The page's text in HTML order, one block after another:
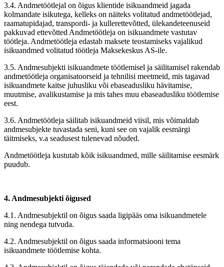
3.4. Andmetöötlejal on õigus klientide isikuandmeid jagada
kolmandate isikutega, kelleks on näiteks volitatud andmetöötlejad,
raamatupidajad, transpordi- ja kullerettevõtted, ülekandeteenuseid
pakkuvad ettevõtted Andmetöötleja on isikuandmete vastutav
töötleja. Andmetöötleja edastab maksete teostamiseks vajalikud
isikuandmed volitatud töötleja Maksekeskus AS-ile.
3.5. Andmesubjekti isikuandmete töötlemisel ja säilitamisel rakendab
andmetöötleja organisatoorseid ja tehnilisi meetmeid, mis tagavad
isikuandmete kaitse juhusliku või ebaseadusliku hävitamise,
muutmise, avalikustamise ja mis tahes muu ebaseadusliku töötlemise
eest.
3.6. Andmetöötleja säilitab isikuandmeid viisil, mis võimaldab
andmesubjekte tuvastada seni, kuni see on vajalik eesmärgi
täitmiseks, v.a seadusest tulenevad nõuded.
Andmetöötleja kustutab kõik isikuandmed, mille säilitamise eesmärk
puudub.
4. Andmesubjekti õigused
4.1. Andmesubjektil on õigus saada ligipääs oma isikuandmetele
ning nendega tutvuda.
4.2. Andmesubjektil on õigus saada informatsiooni tema
isikuandmete töötlemise kohta.